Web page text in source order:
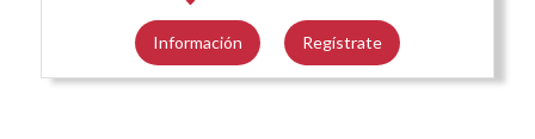
Información Regístrate